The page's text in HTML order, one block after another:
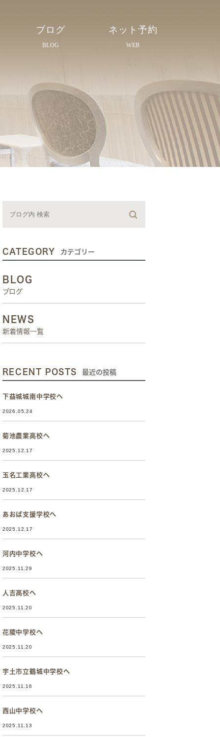
ブログ
BLOG
ネット予約
WEB
CATEGORY カテゴリー
BLOG
ブログ
NEWS
新着情報一覧
RECENT POSTS 最近の投稿
下益城城南中学校へ
2026.05.24
菊池農業高校へ
2025.12.17
玉名工業高校へ
2025.12.17
あおば支援学校へ
2025.12.17
河内中学校へ
2025.11.29
人吉高校へ
2025.11.20
花陵中学校へ
2025.11.20
宇土市立鶴城中学校へ
2025.11.16
西山中学校へ
2025.11.13